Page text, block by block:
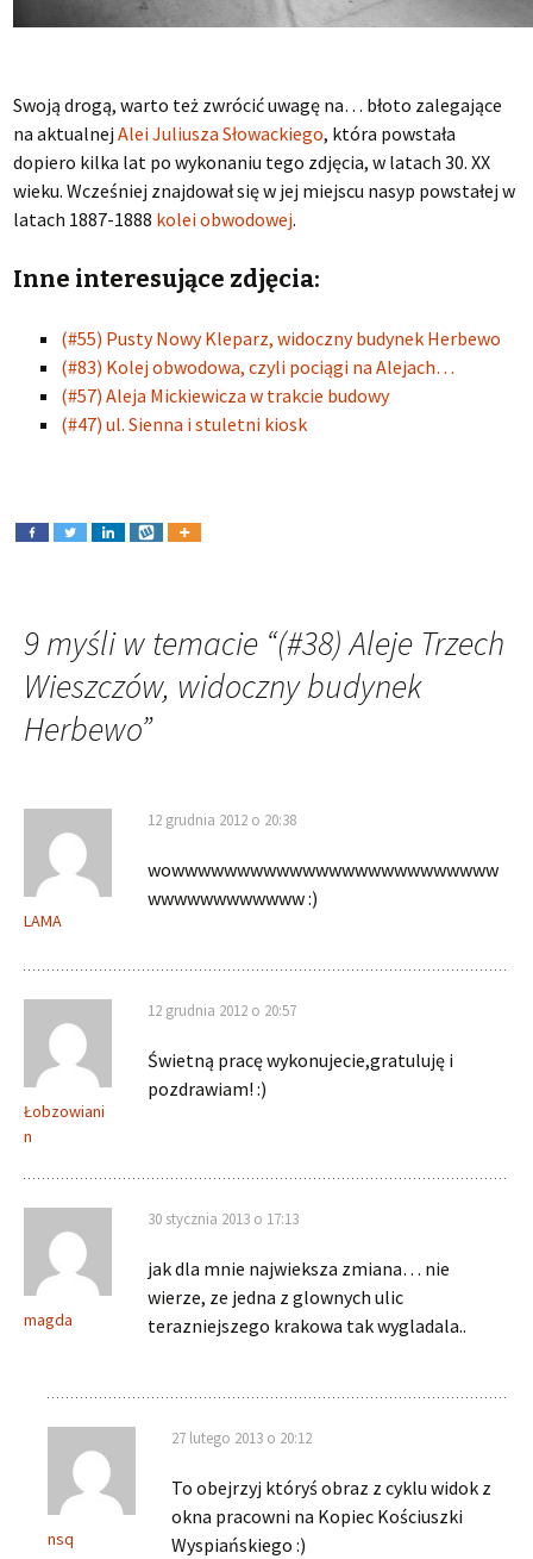
Swoją drogą, warto też zwrócić uwagę na… błoto zalegające
na aktualnejAlei Juliusza Słowackiego, która powstała
dopiero kilka lat po wykonaniu tego zdjęcia, w latach 30. XX
wieku. Wcześniej znajdował się w jej miejscu nasyp powstałej w
latach 1887-1888 kolei obwodowej.
Inne interesujące zdjęcia:
(#55) Pusty Nowy Kleparz, widoczny budynek Herbewo
(#83) Kolej obwodowa, czyli pociągi na Alejach…
(#57) Aleja Mickiewicza w trakcie budowy
(#47) ul. Sienna i stuletni kiosk
9 myśli w temacie “(#38) Aleje Trzech
Wieszczów, widoczny budynek
Herbewo”
LAMA
12 grudnia 2012 o 20:38
wowwwwwwwwwwwwwwwwwwwwwwwww
wwwwwwwwwwww :)
Łobzowiani
n
12 grudnia 2012 o 20:57
Świetną pracę wykonujecie,gratuluję i
pozdrawiam! :)
magda
30 stycznia 2013 o 17:13
jak dla mnie najwieksza zmiana… nie
wierze, ze jedna z glownych ulic
terazniejszego krakowa tak wygladala..
nsq
27 lutego 2013 o 20:12
To obejrzyj któryś obraz z cyklu widok z
okna pracowni na Kopiec Kościuszki
Wyspiańskiego :)